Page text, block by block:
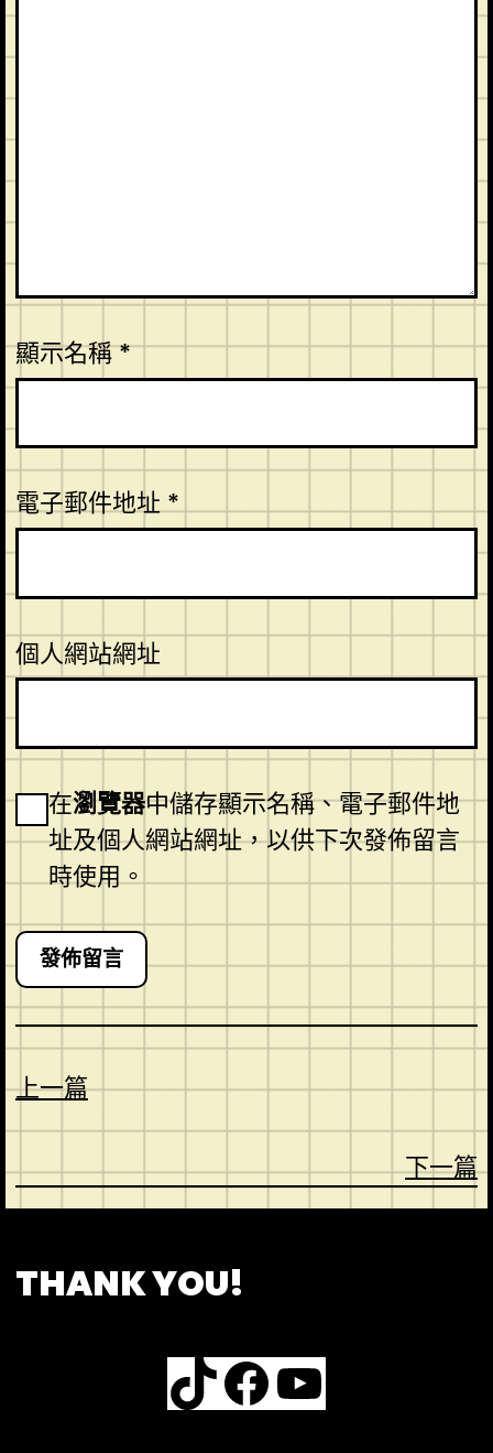
顯示名稱*
電子郵件地址*
個人網站網址
在瀏覽器中儲存顯示名稱、電子郵件地
址及個人網站網址，以供下次發佈留言
時使用。
上一篇
下一篇
THANK YOU!
TikTok Facebook YouTube